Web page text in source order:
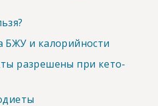
БЖУ и калорийности
разрешены при кето-